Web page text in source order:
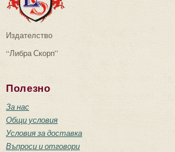
Издателство
“Либра Скорп”
Полезно
За нас
Общи условия
Условия за доставка
Въпроси и отговори